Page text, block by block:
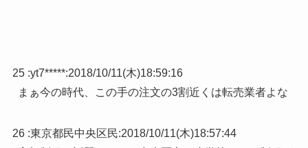
25 :yt7*****:2018/10/11(木)18:59:16
まぁ今の時代、この手の注文の3割近くは転売業者よな
26 :東京都民中央区民:2018/10/11(木)18:57:44